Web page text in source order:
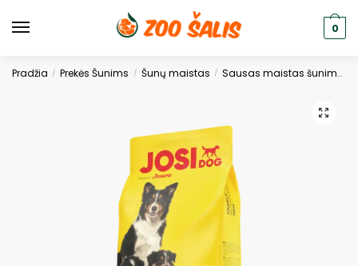
0
Pradžia / Prekės Šunims / Šunų maistas / Sausas maistas šunims